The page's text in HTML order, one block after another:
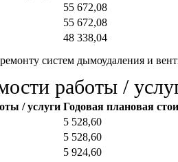
55 672,08
55 672,08
48 338,04
систем дымоудаления и
работы /
/ услуги Годовая плановая
5 528,60
5 528,60
5 924,60